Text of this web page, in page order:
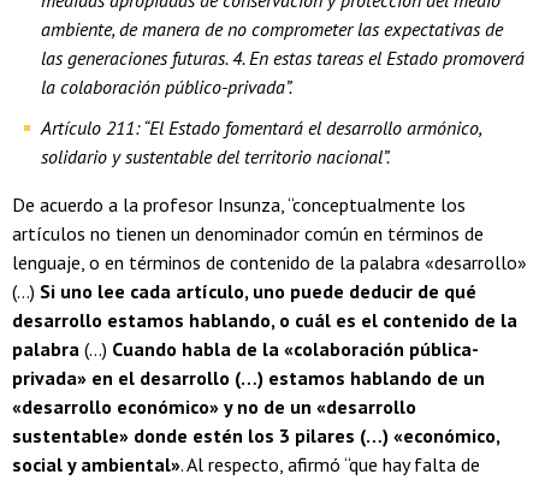
ambiente, de manera de no comprometer las expectativas de
las generaciones futuras. 4. En estas tareas el Estado promoverá
la colaboración público-privada”.
Artículo 211: “El Estado fomentará el desarrollo armónico,
solidario y sustentable del territorio nacional”.
De acuerdo a la profesor Insunza, “conceptualmente los
artículos no tienen un denominador común en términos de
lenguaje, o en términos de contenido de la palabra «desarrollo»
(…) Si uno lee cada artículo, uno puede deducir de qué
desarrollo estamos hablando, o cuál es el contenido de la
palabra (…) Cuando habla de la «colaboración pública-
privada» en el desarrollo (…) estamos hablando de un
«desarrollo económico» y no de un «desarrollo
sustentable» donde estén los 3 pilares (…) «económico,
social y ambiental». Al respecto, afirmó “que hay falta de